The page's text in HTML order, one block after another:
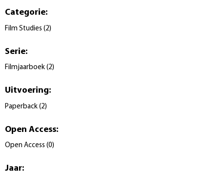
Categorie:
Film Studies (2)
Serie:
Filmjaarboek (2)
Uitvoering:
Paperback (2)
Open Access:
Open Access (0)
Jaar: